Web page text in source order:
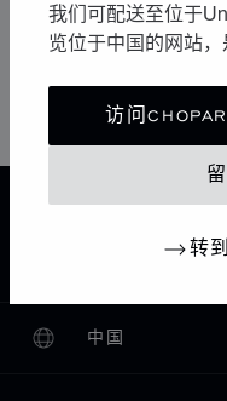
我们可配送至位于
览位于中国的网站，
访问
转
星期六 10:00
星期日 10:00
主页 查找精品店
北京
中国
本地化（更改
更改国家/地区